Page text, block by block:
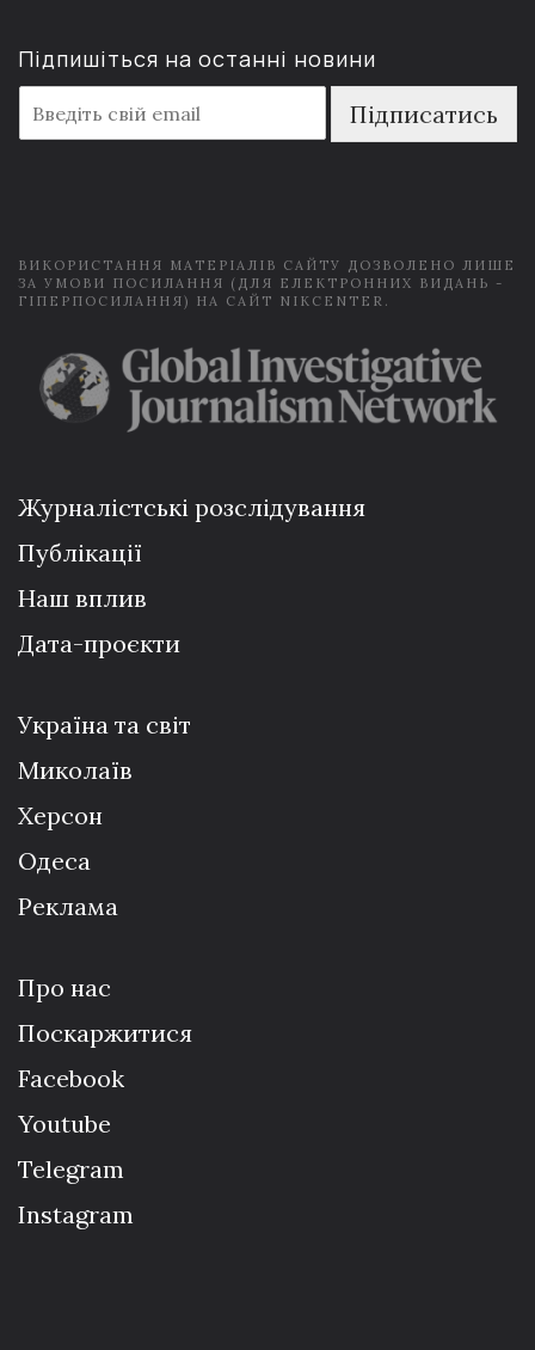
Підпишіться на останні новини
m
a
Підписатись
ВИКОРИСТАННЯ МАТЕРІАЛІВ САЙТУ ДОЗВОЛЕНО ЛИШЕ
ЗА УМОВИ ПОСИЛАННЯ (ДЛЯ ЕЛЕКТРОННИХ ВИДАНЬ -
ГІПЕРПОСИЛАННЯ) НА САЙТ NIKCENTER.
Журналістські розслідування
Публікації
Наш вплив
Дата-проєкти
Україна та світ
Миколаїв
Херсон
Одеса
Реклама
Про нас
Поскаржитися
Facebook
Youtube
Telegram
Instagram